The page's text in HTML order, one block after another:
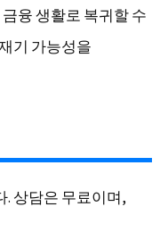
융 생활로 복귀할 수
기 가능성을
. 상담은 무료이며,